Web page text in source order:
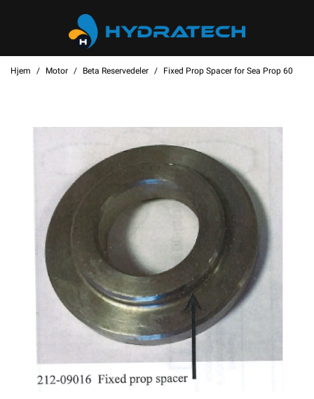
Hjem Motor Beta Reservedeler Fixed Prop Spacer for Sea Prop 60